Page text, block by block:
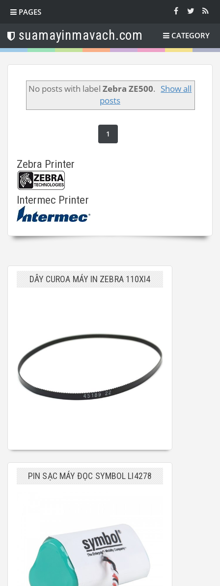
PAGES
suamayinmavach.com CATEGORY
No posts with label Zebra ZE500. Show all
posts
1
Zebra Printer
Intermec Printer
DÂY CUROA MÁY IN ZEBRA 110XI4
PIN SẠC MÁY ĐỌC SYMBOL LI4278